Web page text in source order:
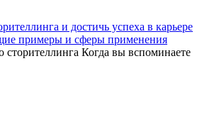
и достичь успеха в карьере
примеры и сферы применения
сторителлинга Когда вы вспоминаете